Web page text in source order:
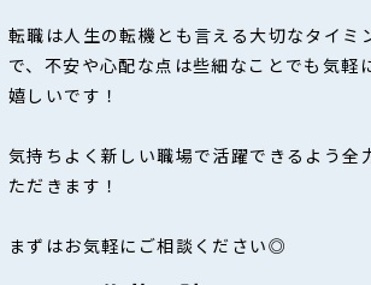
転職は人生の転機とも言える大切なタイミ
で、不安や心配な点は些細なことでも気軽
嬉しいです！
気持ちよく新しい職場で活躍できるよう全
ただきます！
まずはお気軽にご相談ください◎